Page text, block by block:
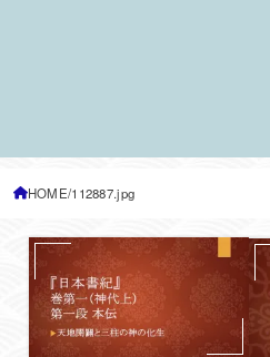
HOME 112887.jpg